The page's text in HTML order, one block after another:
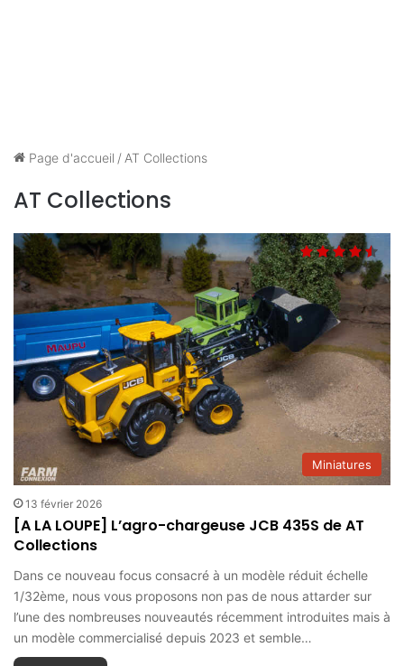
Page d'accueil / AT Collections
AT Collections
Miniatures
13 février 2026
[A LA LOUPE] L’agro-chargeuse JCB 435S de AT
Collections
Dans ce nouveau focus consacré à un modèle réduit échelle
1/32ème, nous vous proposons non pas de nous attarder sur
l’une des nombreuses nouveautés récemment introduites mais à
un modèle commercialisé depuis 2023 et semble…